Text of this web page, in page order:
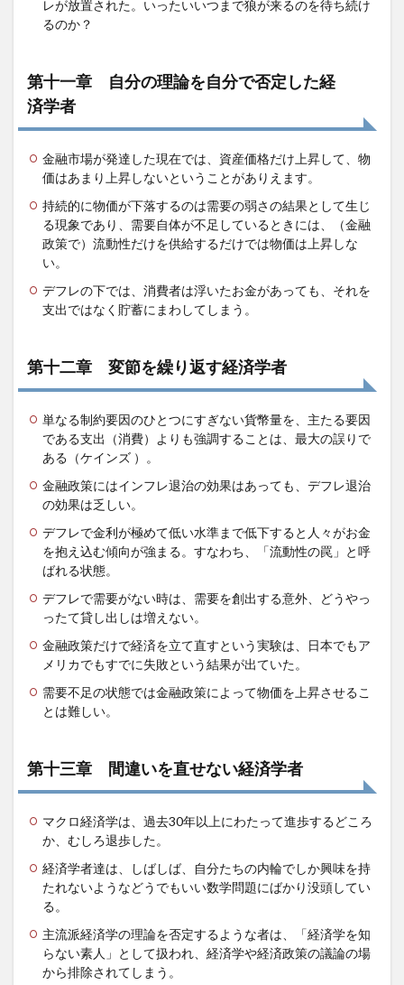
レが放置された。いったいいつまで狼が来るのを待ち続け
るのか？
第十一章 自分の理論を自分で否定した経
済学者
金融市場が発達した現在では、資産価格だけ上昇して、物
価はあまり上昇しないということがありえます。
持続的に物価が下落するのは需要の弱さの結果として生じ
る現象であり、需要自体が不足しているときには、（金融
政策で）流動性だけを供給するだけでは物価は上昇しな
い。
デフレの下では、消費者は浮いたお金があっても、それを
支出ではなく貯蓄にまわしてしまう。
第十二章 変節を繰り返す経済学者
単なる制約要因のひとつにすぎない貨幣量を、主たる要因
である支出（消費）よりも強調することは、最大の誤りで
ある（ケインズ ）。
金融政策にはインフレ退治の効果はあっても、デフレ退治
の効果は乏しい。
デフレで金利が極めて低い水準まで低下すると人々がお金
を抱え込む傾向が強まる。すなわち、「流動性の罠」と呼
ばれる状態。
デフレで需要がない時は、需要を創出する意外、どうやっ
ったて貸し出しは増えない。
金融政策だけで経済を立て直すという実験は、日本でもア
メリカでもすでに失敗という結果が出ていた。
需要不足の状態では金融政策によって物価を上昇させるこ
とは難しい。
第十三章 間違いを直せない経済学者
マクロ経済学は、過去30年以上にわたって進歩するどころ
か、むしろ退歩した。
経済学者達は、しばしば、自分たちの内輪でしか興味を持
たれないようなどうでもいい数学問題にばかり没頭してい
る。
主流派経済学の理論を否定するような者は、「経済学を知
らない素人」として扱われ、経済学や経済政策の議論の場
から排除されてしまう。